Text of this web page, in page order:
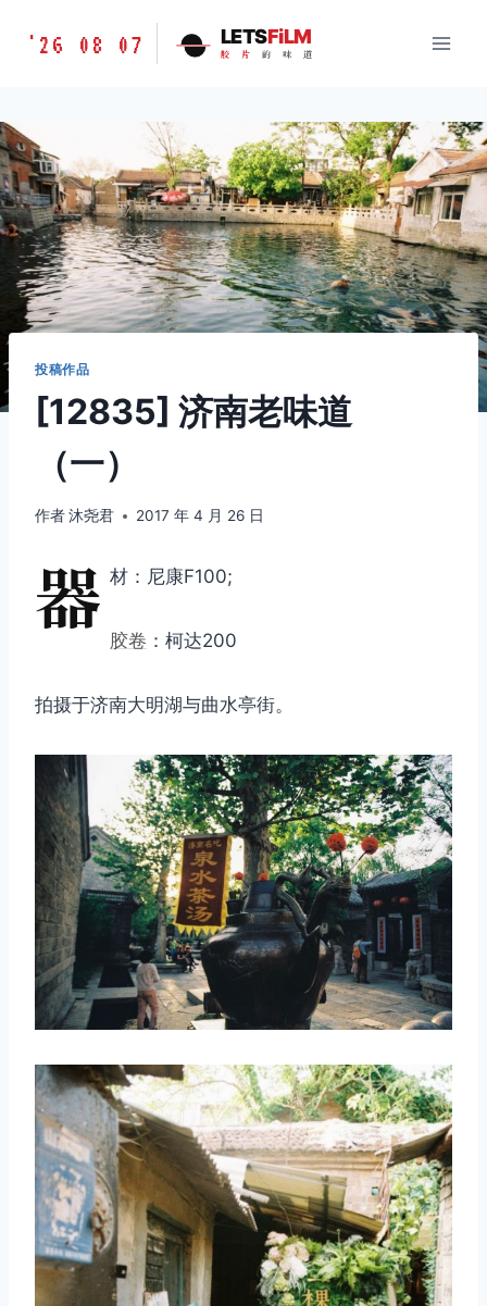
胶
道
LETSFILM
'26 08 07 LETSFiLM
胶 片 的 味 道
投稿作品
[12835] 济南老味道
（一）
作者沐尧君 2017 年 4 月 26 日
器 材：尼康F100;
胶卷 ：柯达200
拍摄于济南大明湖与曲水亭街。